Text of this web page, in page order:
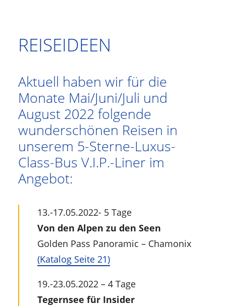
REISEIDEEN
Aktuell haben wir für die
Monate Mai/Juni/Juli und
August 2022 folgende
wunderschönen Reisen in
unserem 5-Sterne-Luxus-
Class-Bus V.I.P.-Liner im
Angebot:
13.-17.05.2022- 5 Tage
Von den Alpen zu den Seen
Golden Pass Panoramic – Chamonix
(Katalog Seite 21)
19.-23.05.2022 – 4 Tage
Tegernsee für Insider